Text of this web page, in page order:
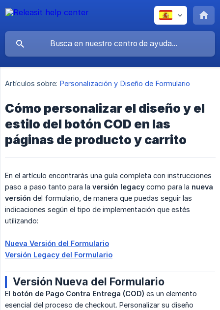
Artículos sobre: Personalización y Diseño de Formulario
Cómo personalizar el diseño y el
estilo del botón COD en las
páginas de producto y carrito
En el artículo encontrarás una guía completa con instrucciones
paso a paso tanto para la versión legacy como para la nueva
versión del formulario, de manera que puedas seguir las
indicaciones según el tipo de implementación que estés
utilizando:
Nueva Versión del Formulario
Versión Legacy del Formulario
Versión Nueva del Formulario
El botón de Pago Contra Entrega (COD) es un elemento
esencial del proceso de checkout. Personalizar su diseño